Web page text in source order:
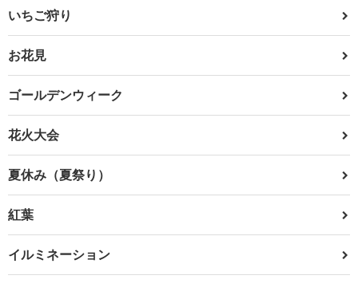
いちご狩り
お花見
ゴールデンウィーク
花火大会
夏休み（夏祭り）
紅葉
イルミネーション